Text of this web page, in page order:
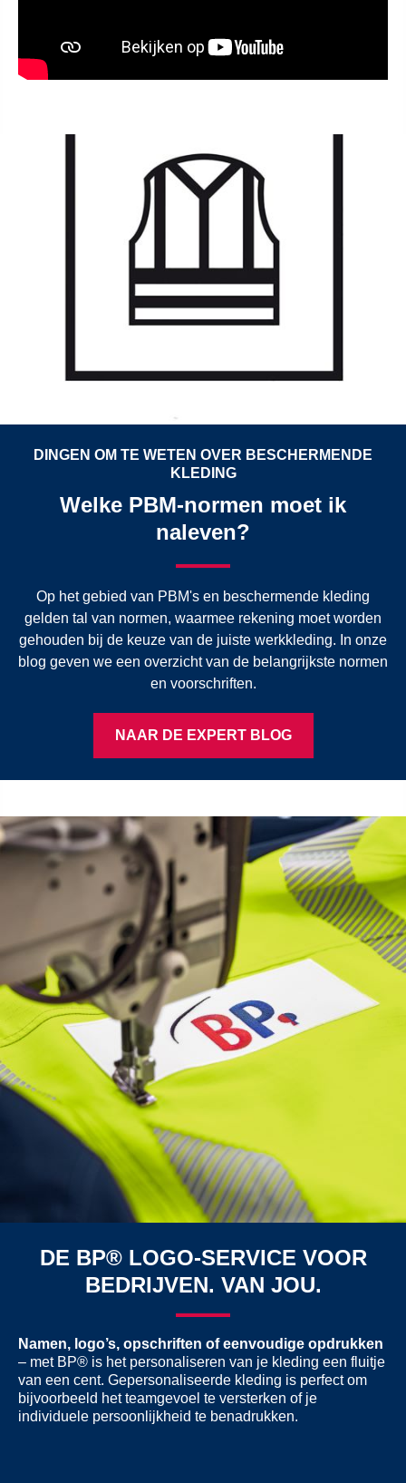
DINGEN OM TE WETEN OVER BESCHERMENDE
KLEDING
Welke PBM-normen moet ik
naleven?
Op het gebied van PBM's en beschermende kleding
gelden tal van normen, waarmee rekening moet worden
gehouden bij de keuze van de juiste werkkleding. In onze
blog geven we een overzicht van de belangrijkste normen
en voorschriften.
NAAR DE EXPERT BLOG
DE BP® LOGO-SERVICE VOOR
BEDRIJVEN. VAN JOU.
Namen, logo’s, opschriften of eenvoudige opdrukken
– met BP® is het personaliseren van je kleding een fluitje
van een cent. Gepersonaliseerde kleding is perfect om
bijvoorbeeld het teamgevoel te versterken of je
individuele persoonlijkheid te benadrukken.